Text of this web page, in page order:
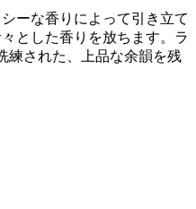
ーな香りによって引き立て
とした香りを放ちます。ラ
練された、上品な余韻を残